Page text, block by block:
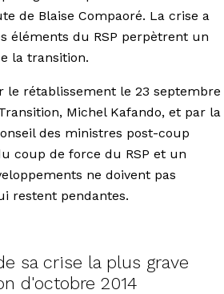
de Blaise Compaoré. La crise a
éléments du RSP perpètrent un
la transition.
le rétablissement le 23 septembre
Michel Kafando, et par la
des ministres post-coup
coup de force du RSP et un
ne doivent pas
restent pendantes.
sa crise la plus grave
d'octobre 2014